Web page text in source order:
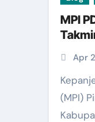
MPI
Apr
Kepanjen – Majelis Pustaka & Informasi
(MPI)